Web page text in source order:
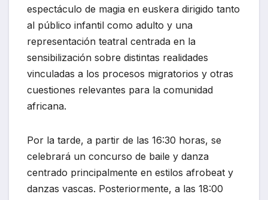
espectáculo de magia en euskera dirigido tanto
al público infantil como adulto y una
representación teatral centrada en la
sensibilización sobre distintas realidades
vinculadas a los procesos migratorios y otras
cuestiones relevantes para la comunidad
africana.
Por la tarde, a partir de las 16:30 horas, se
celebrará un concurso de baile y danza
centrado principalmente en estilos afrobeat y
danzas vascas. Posteriormente, a las 18:00